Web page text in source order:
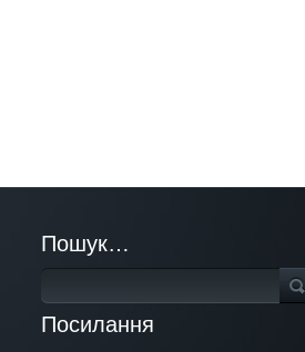
Пошук…
Посилання